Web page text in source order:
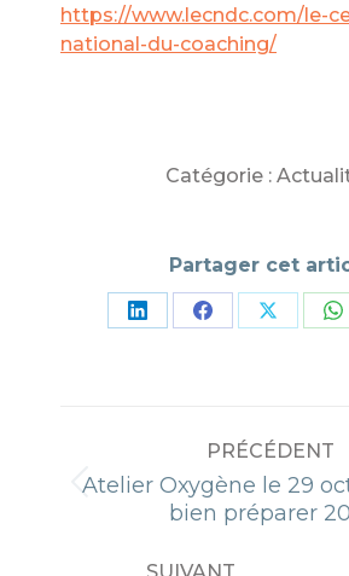
https://www.lecndc.com/le-
national-du-coaching/
Catégorie :
Partager cet
PartagerPartager
ARTICLE
PRÉCÉDENT
Article
Atelier Oxygène le 29
bien préparer
SUIVANT